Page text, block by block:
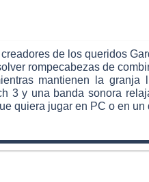
de los queridos
rompecabezas de
mantienen la
3 y una banda sonora
quiera jugar en PC o en